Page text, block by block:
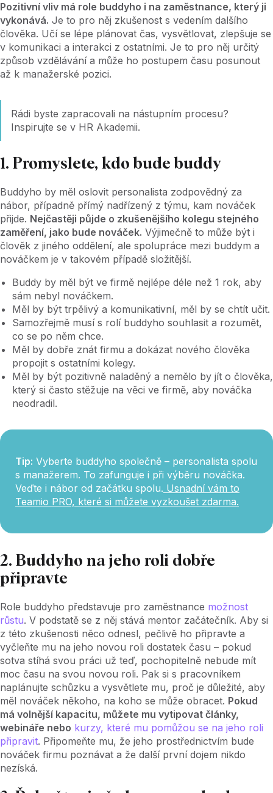
Pozitivní vliv má role buddyho i na zaměstnance, který ji
vykonává. Je to pro něj zkušenost s vedením dalšího
člověka. Učí se lépe plánovat čas, vysvětlovat, zlepšuje se
v komunikaci a interakci z ostatními. Je to pro něj určitý
způsob vzdělávání a může ho postupem času posunout
až k manažerské pozici.
Rádi byste zapracovali na nástupním procesu?
Inspirujte se v HR Akademii.
1. Promyslete, kdo bude buddy
Buddyho by měl oslovit personalista zodpovědný za
nábor, případně přímý nadřízený z týmu, kam nováček
přijde. Nejčastěji půjde o zkušenějšího kolegu stejného
zaměření, jako bude nováček. Výjimečně to může být i
člověk z jiného oddělení, ale spolupráce mezi buddym a
nováčkem je v takovém případě složitější.
Buddy by měl být ve firmě nejlépe déle než 1 rok, aby
sám nebyl nováčkem.
Měl by být trpělivý a komunikativní, měl by se chtít učit.
Samozřejmě musí s rolí buddyho souhlasit a rozumět,
co se po něm chce.
Měl by dobře znát firmu a dokázat nového člověka
propojit s ostatními kolegy.
Měl by být pozitivně naladěný a nemělo by jít o člověka,
který si často stěžuje na věci ve firmě, aby nováčka
neodradil.
Tip: Vyberte buddyho společně – personalista spolu
s manažerem. To zafunguje i při výběru nováčka.
Veďte i nábor od začátku spolu. Usnadní vám to
Teamio PRO, které si můžete vyzkoušet zdarma.
2. Buddyho na jeho roli dobře
připravte
Role buddyho představuje pro zaměstnance možnost
růstu. V podstatě se z něj stává mentor začátečník. Aby si
z této zkušenosti něco odnesl, pečlivě ho připravte a
vyčleňte mu na jeho novou roli dostatek času – pokud
sotva stíhá svou práci už teď, pochopitelně nebude mít
moc času na svou novou roli. Pak si s pracovníkem
naplánujte schůzku a vysvětlete mu, proč je důležité, aby
měl nováček někoho, na koho se může obracet. Pokud
má volnější kapacitu, můžete mu vytipovat články,
webináře nebo kurzy, které mu pomůžou se na jeho roli
připravit. Připomeňte mu, že jeho prostřednictvím bude
nováček firmu poznávat a že další první dojem nikdo
nezíská.